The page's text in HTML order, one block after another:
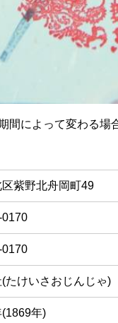
によって変わる場
紫野北舟岡町49
たけいさおじんじゃ)
年)